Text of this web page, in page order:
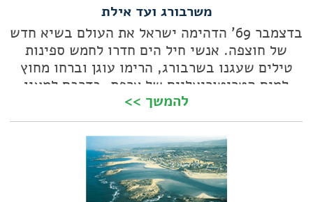
משרבורג ועד אילת
בדצמבר 69' הדהימה ישראל את העולם בשיא חדש
של חוצפה. אנשי חיל הים חדרו לחמש ספינות
טילים שעגנו בשרבורג, הרימו עוגן וברחו מחוץ
למים הטריטוריאליים של צרפת, בדרכם למעגן
הקישון. גדי בן-זאב הוביל אז (בים סוער) את
הספינה "סופה". כיום היא נחה את מנוחתה
האחרונה באילת.
להמשך >>